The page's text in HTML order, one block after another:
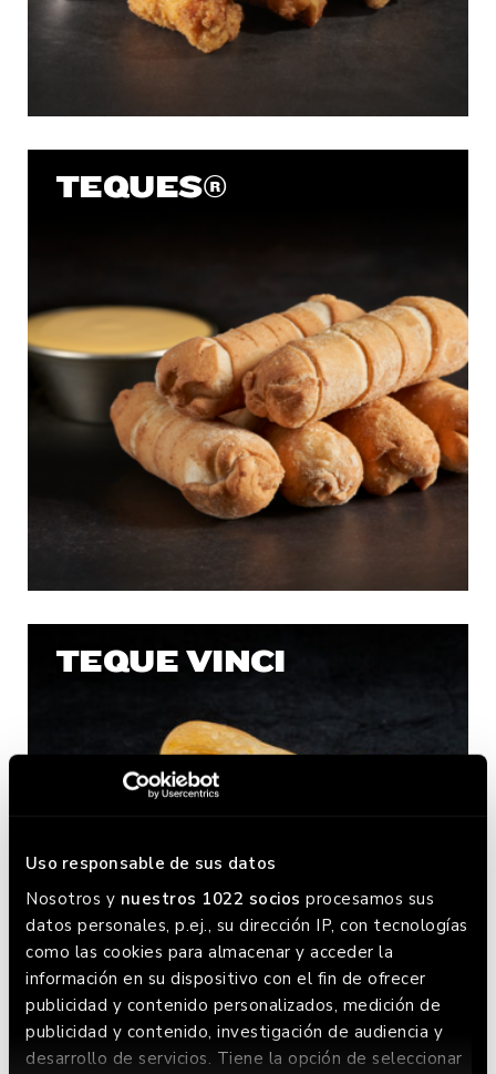
Uso responsable de sus datos
Nosotros y nuestros 1022 socios procesamos sus
datos personales, p.ej., su dirección IP, con tecnologías
como las cookies para almacenar y acceder la
información en su dispositivo con el fin de ofrecer
publicidad y contenido personalizados, medición de
publicidad y contenido, investigación de audiencia y
desarrollo de servicios. Tiene la opción de seleccionar
TEQUES®
TEQUE VINCI